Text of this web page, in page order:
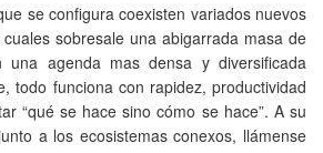
se configura coexisten variados nuevos
sobresale una abigarrada masa de
una agenda mas densa y diversificada
todo funciona con rapidez, productividad
“qué se hace sino cómo se hace”. A su
a los ecosistemas conexos, llámense